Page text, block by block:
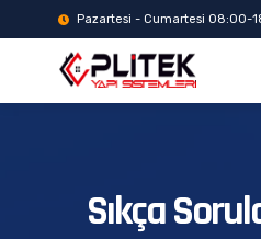
Pazartesi - Cumartesi 08:00-
Sıkça